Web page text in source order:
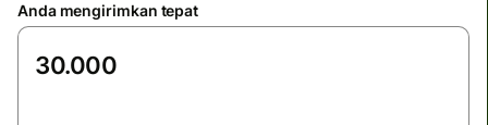
Anda mengirimkan tepat